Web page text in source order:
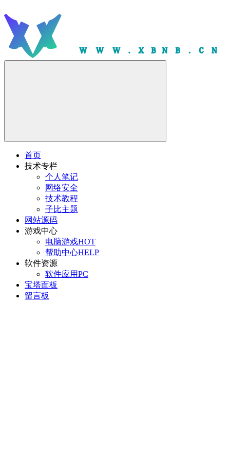
首页
技术专栏
个人笔记
网络安全
技术教程
子比主题
网站源码
游戏中心
电脑游戏HOT
帮助中心HELP
软件资源
软件应用PC
宝塔面板
留言板